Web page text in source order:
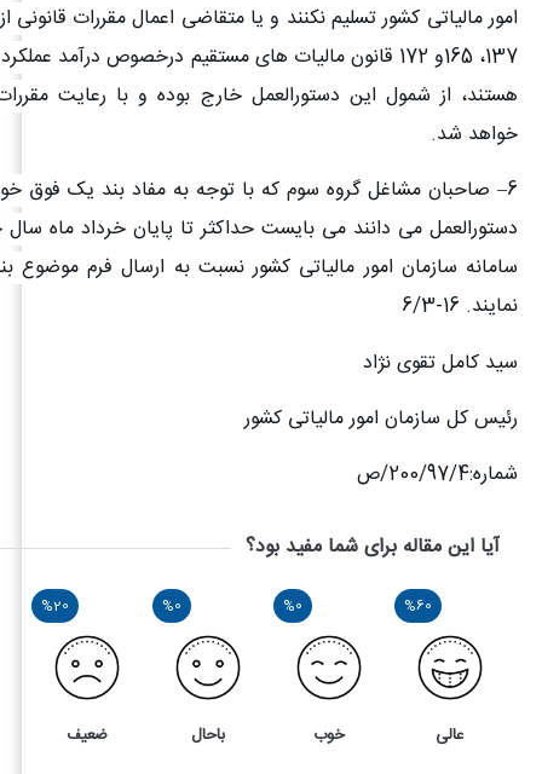
امور مالیاتی کشور تسلیم نکنند و یا متقاضی اعمال مقررات قانونی
هستند، از شمول این دستورالعمل خارج بوده و با رعایت
خواهد شد.
6– صاحبان مشاغل گروه سوم که با توجه به مفاد بند یک فوق
دستورالعمل می دانند می بایست حداکثر تا پایان خرداد ماه سال
نمایند. 16-6/3
سید کامل تقوی نژاد
رئیس کل سازمان امور مالیاتی کشور
شماره:200/97/4/ص
آیا این مقاله برای شما مفید بود؟
%60
عالی
%0
خوب
%0
باحال
%20
ضعیف